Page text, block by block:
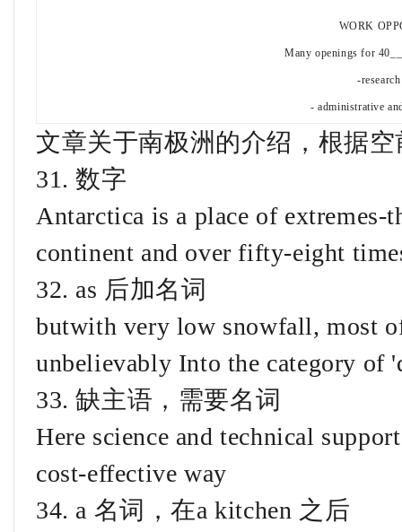
WORK
Many openings for
-
- administrative
文章关于南极洲的介绍，根据
31. 数字
Antarctica is a place of extremes-
continent and over fifty-eight
32. as 后加名词
butwith very low snowfall, most
unbelievably Into the category of
33. 缺主语，需要名词
Here science and technical
cost-effective way
34. a 名词，在a kitchen 之后